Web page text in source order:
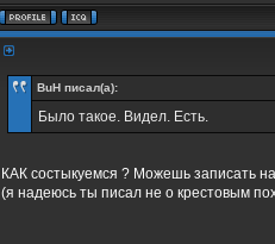
BuH писал(а):
Было такое. Видел. Есть.
КАК состыкуемся ? Можешь записать
(я надеюсь ты писал не о крестовым